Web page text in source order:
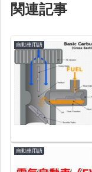
関連記事
自動車用語
自動車用語